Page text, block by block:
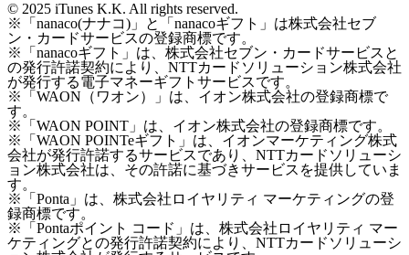
© 2025 iTunes K.K. All rights reserved.
※「nanaco(ナナコ)」と「nanacoギフト」は株式会社セブ
ン・カードサービスの登録商標です。
※「nanacoギフト」は、株式会社セブン・カードサービスと
の発行許諾契約により、NTTカードソリューション株式会社
が発行する電子マネーギフトサービスです。
※「WAON（ワオン）」は、イオン株式会社の登録商標で
す。
※「WAON POINT」は、イオン株式会社の登録商標です。
※「WAON POINTeギフト」は、イオンマーケティング株式
会社が発行許諾するサービスであり、NTTカードソリューシ
ョン株式会社は、その許諾に基づきサービスを提供していま
す。
※「Ponta」は、株式会社ロイヤリティ マーケティングの登
録商標です。
※「Pontaポイント コード」は、株式会社ロイヤリティ マー
ケティングとの発行許諾契約により、NTTカードソリューシ